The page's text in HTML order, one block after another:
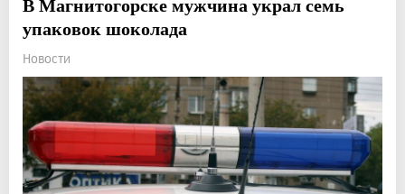
В Магнитогорске мужчина украл семь
упаковок шоколада
Новости